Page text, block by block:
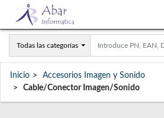
Todas las categorías
Inicio
Accesorios Imagen y Sonido
Cable/Conector Imagen/Sonido